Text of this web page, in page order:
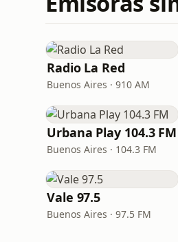
Radio La Red
Buenos Aires · 910 AM
Urbana Play 104.3 FM
Buenos Aires · 104.3 FM
Vale 97.5
Buenos Aires · 97.5 FM